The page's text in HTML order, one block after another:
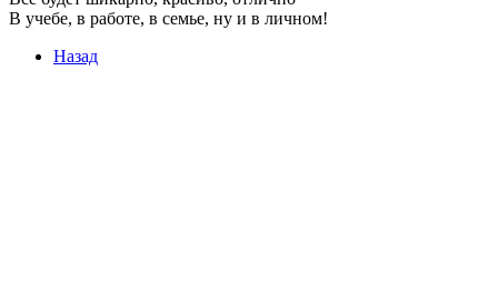
В учебе, в работе, в семье, ну и в личном!
Назад